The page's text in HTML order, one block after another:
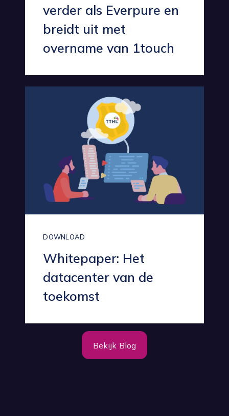
verder als Everpure en
breidt uit met
overname van 1touch
DOWNLOAD
Whitepaper: Het
datacenter van de
toekomst
Bekijk Blog